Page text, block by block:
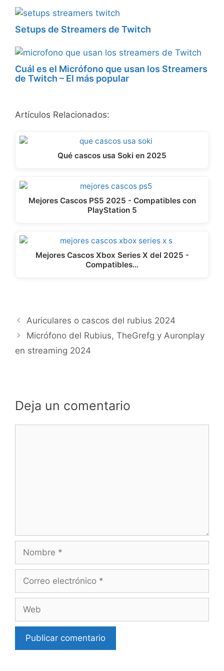
Setups de Streamers de Twitch
Cuál es el Micrófono que usan los Streamers
de Twitch – El más popular
Artículos Relacionados:
Qué cascos usa Soki en 2025
Mejores Cascos PS5 2025 - Compatibles con
PlayStation 5
Mejores Cascos Xbox Series X del 2025 -
Compatibles…
Auriculares o cascos del rubius 2024
Micrófono del Rubius, TheGrefg y Auronplay
en streaming 2024
Deja un comentario
electrónico